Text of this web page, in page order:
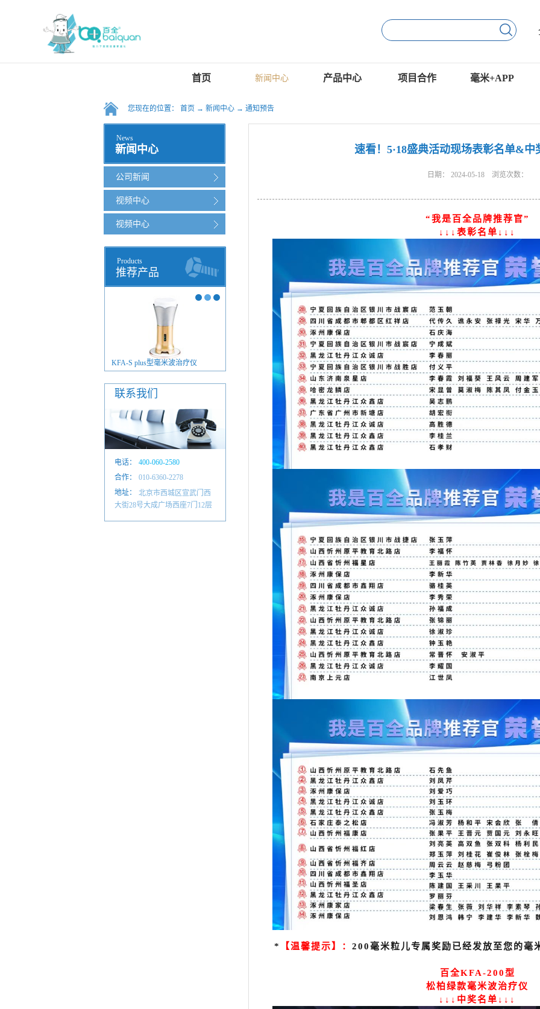
首页 新闻中心 产品中心 项目合作 毫米+APP
您现在的位置： 首页 → 新闻中心 → 通知预告
新闻中心
News
公司新闻
视频中心
视频中心
推荐产品
Products
KFA-S plus型个性化产品
联系我们
电话：
400-060-2580
010-6601 4884
合作：
010-6360-2278
地址：
北京市西城区宣武门西
大街28号大成广场西座7门12层
速看！5·18盛典活动现场表彰名单&中
日期： 2024-05-18 浏览次数：
“我是百全品牌推荐官”
↓↓↓表彰名单↓↓↓
* 【温馨提示】： 200毫米粒儿专属奖励已经发放至您的毫
百全KFA-200型
松柏绿款毫米波治疗仪
↓↓↓中奖名单↓↓↓